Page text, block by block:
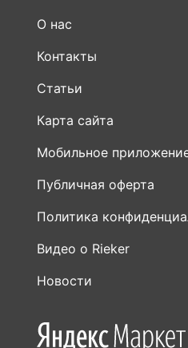
О нас
Контакты
Статьи
Карта сайта
Мобильное
Публичная оферта
Политика
Видео о Rieker
Новости